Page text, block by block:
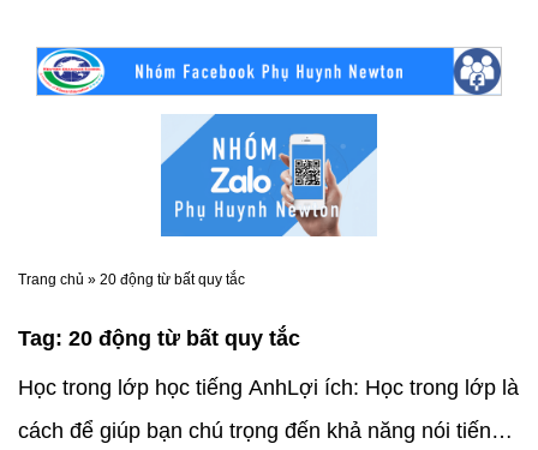
Trang chủ » 20 động từ bất quy tắc
Tag: 20 động từ bất quy tắc
Học trong lớp học tiếng AnhLợi ích: Học trong lớp là
cách để giúp bạn chú trọng đến khả năng nói tiếng